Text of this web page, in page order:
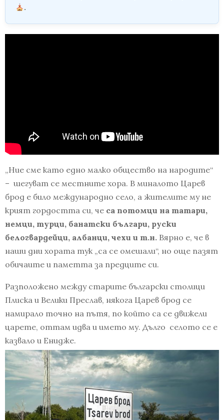
.
„Ние сме като едно малко общество на народите“
– шегуват се местните хора. В миналото Царев
брод е било международно село, а жителите му не
крият гордостта си, че са потомци на татари,
немци, турци, банатски българи, руски
белогвардейци, албанци, чехи и т.н. Вярно е, че в
наши дни хората тук „са се омешали“, но още пазят
обичаите и паметта за предците си.
Разположено между старите български столици
Плиска и Велики Преслав, някога Царев брод се
намирало точно на пътя, по който са се движели
царете, оттам идва и името му. Дълго селото се е
казвало и Енидже.